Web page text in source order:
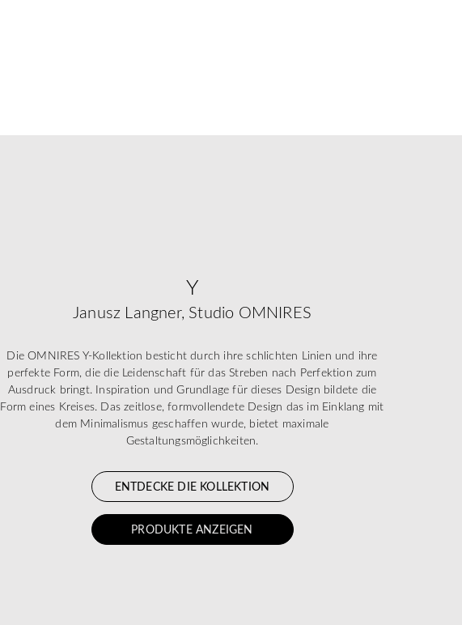
Y
Janusz Langner, Studio OMNIRES
Die OMNIRES Y-Kollektion besticht durch ihre schlichten Linien und ihre
perfekte Form, die die Leidenschaft für das Streben nach Perfektion zum
Ausdruck bringt. Inspiration und Grundlage für dieses Design bildete die
Form eines Kreises. Das zeitlose, formvollendete Design das im Einklang mit
dem Minimalismus geschaffen wurde, bietet maximale
Gestaltungsmöglichkeiten.
ENTDECKE DIE KOLLEKTION
PRODUKTE ANZEIGEN